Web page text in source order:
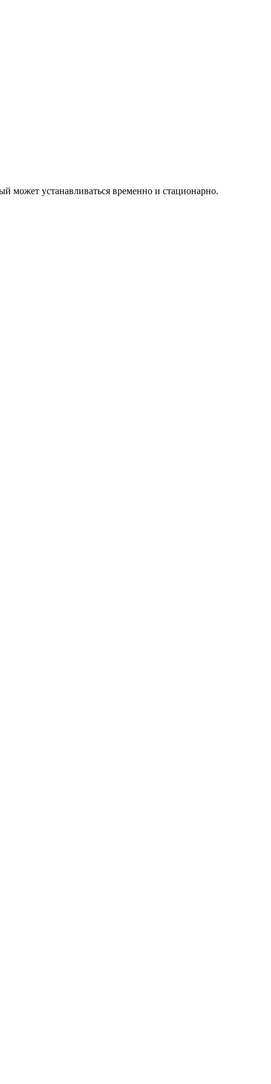
может устанавливаться временно и стационарно.